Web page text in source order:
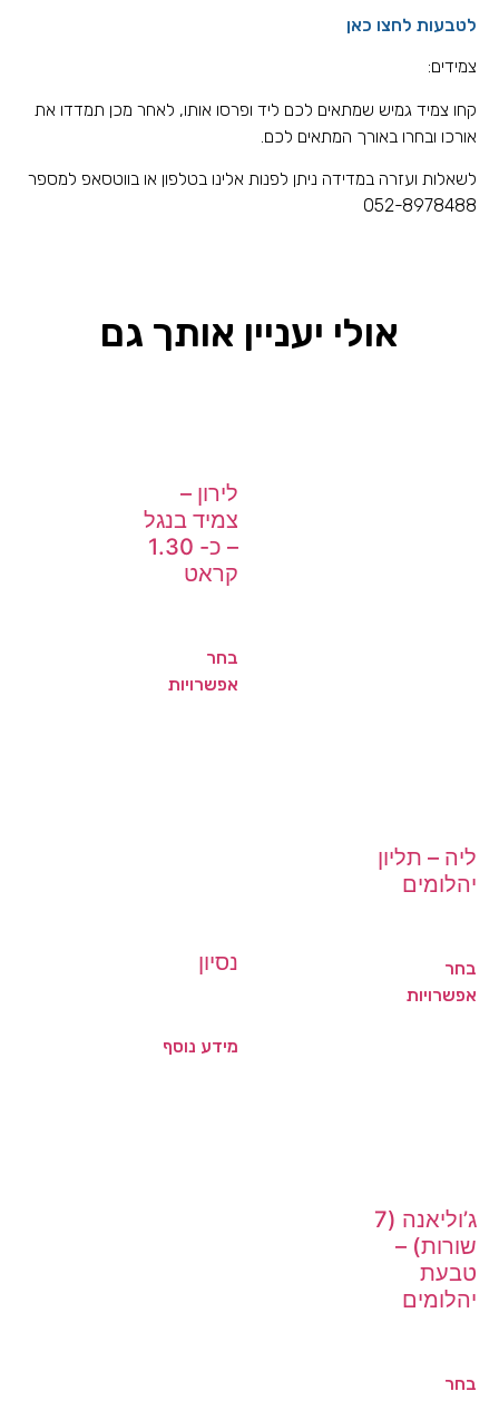
לטבעות לחצו כאן
צמידים:
קחו צמיד גמיש שמתאים לכם ליד ופרסו אותו, לאחר מכן תמדדו את
אורכו ובחרו באורך המתאים לכם.
לשאלות ועזרה במדידה ניתן לפנות אלינו בטלפון או בווטסאפ למספר
052-8978488
אולי יעניין אותך גם
לירון –
צמיד בנגל
– כ- 1.30
קראט
בחר
אפשרויות
ליה – תליון
יהלומים
בחר
אפשרויות
נסיון
מידע נוסף
ג’וליאנה (7
שורות) –
טבעת
יהלומים
בחר